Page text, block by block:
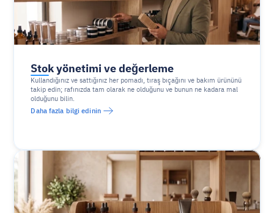
Stok yönetimi ve değerleme
Kullandığınız ve sattığınız her pomadı, tıraş bıçağını ve bakım ürününü
takip edin; rafınızda tam olarak ne olduğunu ve bunun ne kadara mal
olduğunu bilin.
Daha fazla bilgi edinin